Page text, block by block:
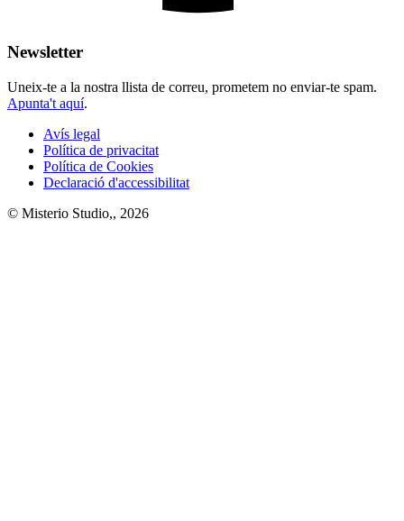
Newsletter
Uneix-te a la nostra llista de correu, prometem no enviar-te spam.
Apunta't aquí.
Avís legal
Política de privacitat
Política de Cookies
Declaració d'accessibilitat
© Misterio Studio,, 2026